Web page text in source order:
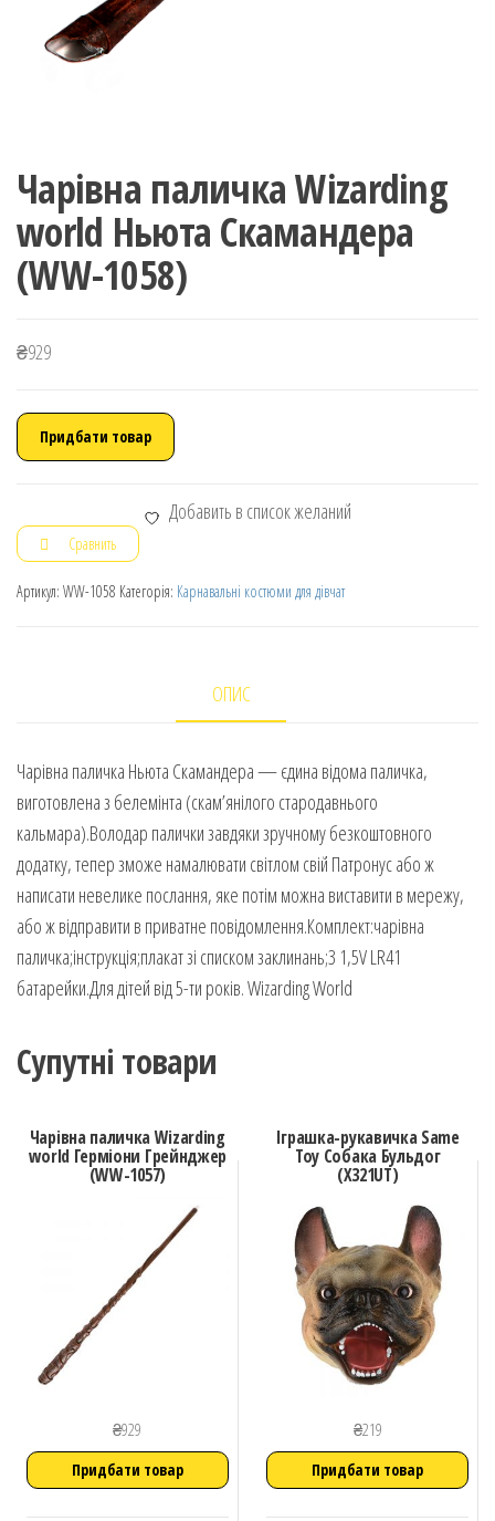
Чарівна паличка Wizarding
world Ньюта Скамандера
(WW-1058)
₴929
Придбати товар
Добавить в список желаний
Сравнить
Артикул: WW-1058 Категорія: Карнавальні костюми для дівчат
ОПИС
Чарівна паличка Ньюта Скамандера — єдина відома паличка,
виготовлена з белемінта (скам’янілого стародавнього
кальмара).Володар палички завдяки зручному безкоштовного
додатку, тепер зможе намалювати світлом свій Патронус або ж
написати невелике послання, яке потім можна виставити в мережу,
або ж відправити в приватне повідомлення.Комплект:чарівна
паличка;інструкція;плакат зі списком заклинань;3 1,5V LR41
батарейки.Для дітей від 5-ти років. Wizarding World
Супутні товари
Чарівна паличка Wizarding
world Герміони Грейнджер
(WW-1057)
₴929
Придбати товар
Іграшка-рукавичка Same
Toy Собака Бульдог
(X321UT)
₴219
Придбати товар